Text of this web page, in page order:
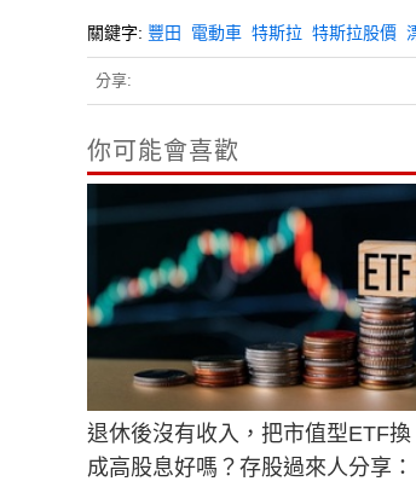
關鍵字: 豐田 電動車 特斯拉 特斯拉股價
分享:
你可能會喜歡
退休後沒有收入，把市值型ETF換
成高股息好嗎？存股過來人分享：